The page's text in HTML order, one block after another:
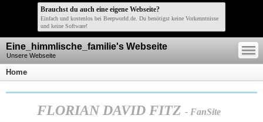
Brauchst du auch eine eigene Webseite?
Einfach und kostenlos bei Beepworld.de. Du benötigst keine Vorkenntnisse
und keine Software!
Eine_himmlische_familie's Webseite
Unsere Webseite
—
—
—
Home
FLORIAN DAVID FITZ - FanSite